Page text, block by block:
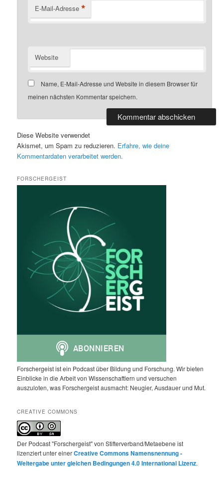
E-Mail-Adresse *
Website
Name, E-Mail-Adresse und Website in diesem Browser für
meinen nächsten Kommentar speichern.
Diese Website verwendet
Akismet, um Spam zu reduzieren. Erfahre, wie deine
Kommentardaten verarbeitet werden.
FORSCHERGEIST
Forschergeist ist ein Podcast über Bildung und Forschung. Wir bieten
Einblicke in die Arbeit von Wissenschaftlern und versuchen
auszuloten, was Forschergeist ausmacht: Neugier, Ausdauer und Mut.
CREATIVE COMMONS
Der Podcast "Forschergeist" von Stifterverband/Metaebene ist
lizenziert unter einerCreative Commons Namensnennung -
Weitergabe unter gleichen Bedingungen 4.0 International Lizenz.